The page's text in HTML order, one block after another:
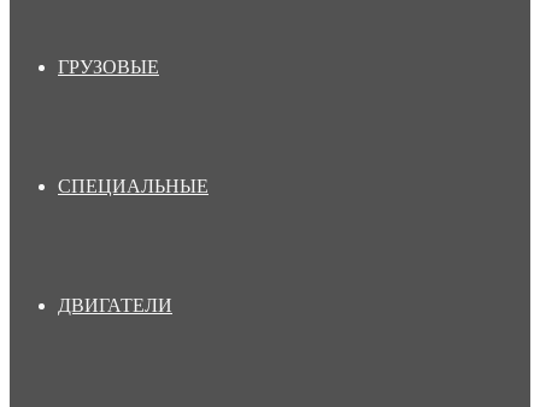
ГРУЗОВЫЕ
СПЕЦИАЛЬНЫЕ
ДВИГАТЕЛИ